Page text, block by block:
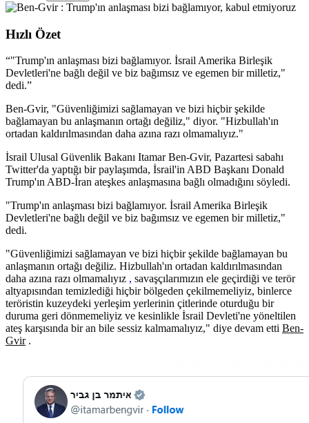
Hızlı Özet
“"Trump'ın anlaşması bizi bağlamıyor. İsrail Amerika Birleşik
Devletleri'ne bağlı değil ve biz bağımsız ve egemen bir milletiz,"
dedi.”
Ben-Gvir, "Güvenliğimizi sağlamayan ve bizi hiçbir şekilde
bağlamayan bu anlaşmanın ortağı değiliz," diyor. "Hizbullah'ın
ortadan kaldırılmasından daha azına razı olmamalıyız."
İsrail Ulusal Güvenlik Bakanı Itamar Ben-Gvir, Pazartesi sabahı
Twitter'da yaptığı bir paylaşımda, İsrail'in ABD Başkanı Donald
Trump'ın ABD-İran ateşkes anlaşmasına bağlı olmadığını söyledi.
"Trump'ın anlaşması bizi bağlamıyor. İsrail Amerika Birleşik
Devletleri'ne bağlı değil ve biz bağımsız ve egemen bir milletiz,"
dedi.
"Güvenliğimizi sağlamayan ve bizi hiçbir şekilde bağlamayan bu
anlaşmanın ortağı değiliz. Hizbullah'ın ortadan kaldırılmasından
daha azına razı olmamalıyız , savaşçılarımızın ele geçirdiği ve terör
altyapısından temizlediği hiçbir bölgeden çekilmemeliyiz, binlerce
teröristin kuzeydeki yerleşim yerlerinin çitlerinde oturduğu bir
duruma geri dönmemeliyiz ve kesinlikle İsrail Devleti'ne yöneltilen
ateş karşısında bir an bile sessiz kalmamalıyız," diye devam etti Ben-
Gvir.